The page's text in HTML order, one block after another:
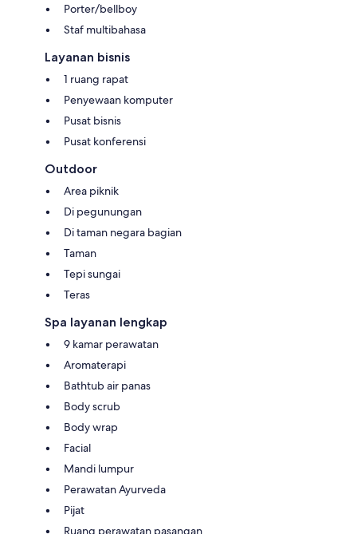
Porter/bellboy
Staf multibahasa
Layanan bisnis
1 ruang rapat
Penyewaan komputer
Pusat bisnis
Pusat konferensi
Outdoor
Area piknik
Di pegunungan
Di taman negara bagian
Taman
Tepi sungai
Teras
Spa layanan lengkap
9 kamar perawatan
Aromaterapi
Bathtub air panas
Body scrub
Body wrap
Facial
Mandi lumpur
Perawatan Ayurveda
Pijat
Ruang perawatan pasangan